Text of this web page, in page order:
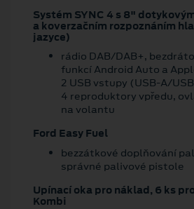
Systém SYNC 4 s 8"
a koverzačním rozpoznáním
jazyce)
rádio DAB/DAB+,
funkcí Android Auto a
2 USB vstupy (USB-A/
4 reproduktory vpředu,
na volantu
Ford Easy Fuel
bezzátkové doplňování
správné palivové pistole
Upínací oka pro náklad, 6 ks
Kombi